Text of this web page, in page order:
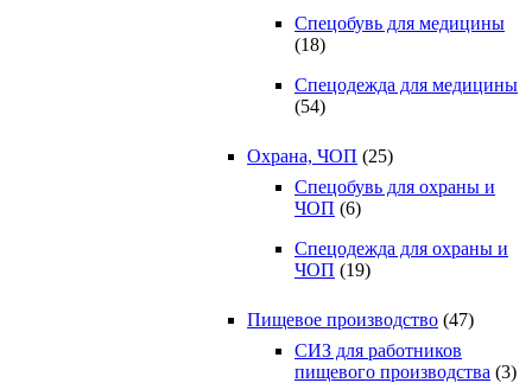
Спецобувь для медицины
(18)
Спецодежда для медицины
(54)
Охрана, ЧОП (25)
Спецобувь для охраны и
ЧОП (6)
Спецодежда для охраны и
ЧОП (19)
Пищевое производство (47)
СИЗ для работников
пищевого производства (3)